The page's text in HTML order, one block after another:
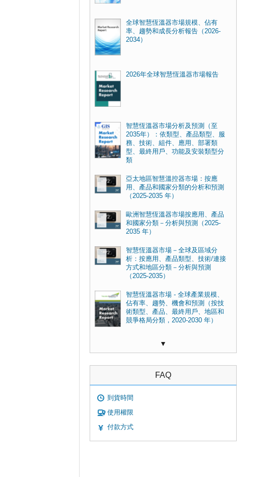
全球智慧恆溫器市場規模、佔有
率、趨勢和成長分析報告（2026-
2034）
2026年全球智慧恆溫器市場報告
智慧恆溫器市場分析及預測（至
2035年）：依類型、產品類型、服
務、技術、組件、應用、部署類
型、最終用戶、功能及安裝類型分
類
亞太地區智慧溫控器市場：按應
用、產品和國家分類的分析和預測
（2025-2035 年）
歐洲智慧恆溫器市場按應用、產品
和國家分類－分析與預測（2025-
2035 年）
智慧恆溫器市場－全球及區域分
析：按應用、產品類型、技術/連接
方式和地區分類－分析與預測
（2025-2035）
智慧恆溫器市場 - 全球產業規模、
佔有率、趨勢、機會和預測（按技
術類型、產品、最終用戶、地區和
競爭格局分類，2020-2030 年）
▼
FAQ
到貨時間
使用權限
付款方式